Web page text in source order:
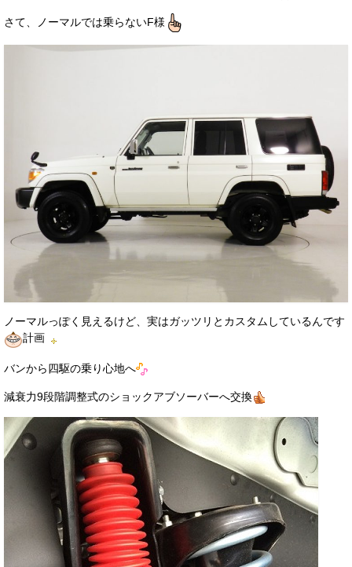
さて、ノーマルでは乗らないF様
ノーマルっぽく見えるけど、実はガッツリとカスタムしているんです
計画
バンから四駆の乗り心地へ
減衰力9段階調整式のショックアブソーバーへ交換